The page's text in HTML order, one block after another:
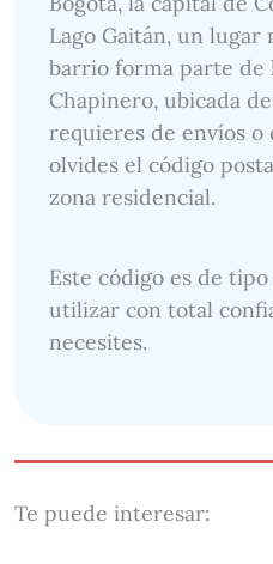
Lago Gaitán, un lugar
barrio forma parte de
Chapinero, ubicada
requieres de envíos
olvides el código
zona residencial.
Este código es de
utilizar con total
necesites.
Te puede interesar: